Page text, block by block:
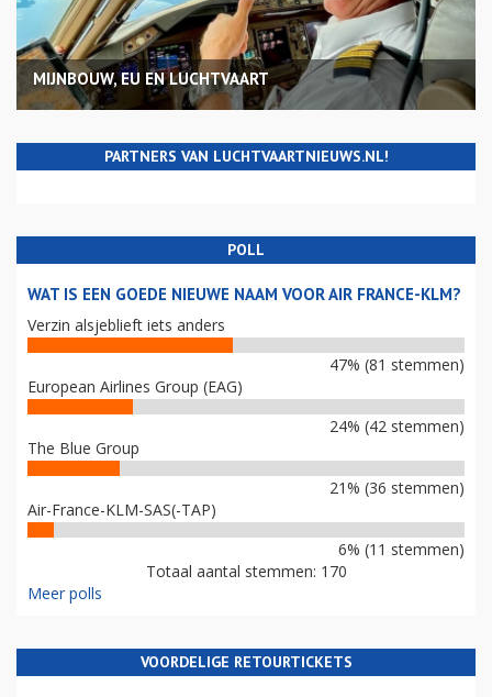
MIJNBOUW, EU EN LUCHTVAART
PARTNERS VAN LUCHTVAARTNIEUWS.NL!
POLL
WAT IS EEN GOEDE NIEUWE NAAM VOOR AIR FRANCE-KLM?
Verzin alsjeblieft iets anders
47% (81 stemmen)
European Airlines Group (EAG)
24% (42 stemmen)
The Blue Group
21% (36 stemmen)
Air-France-KLM-SAS(-TAP)
6% (11 stemmen)
Totaal aantal stemmen: 170
Meer polls
VOORDELIGE RETOURTICKETS